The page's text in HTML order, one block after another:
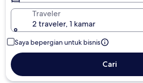
Traveler
2 traveler, 1 kamar
Saya bepergian untuk bisnis
Cari